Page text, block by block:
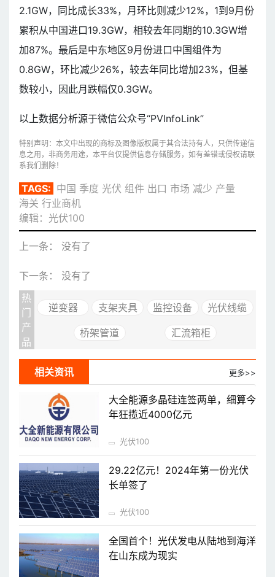
2.1GW，同比成长33%，月环比则减少12%，1到9月份
累积从中国进口19.3GW，相较去年同期的10.3GW增
加87%。最后是中东地区9月份进口中国组件为
0.8GW，环比减少26%，较去年同比增加23%，但基
数较小，因此月跌幅仅0.3GW。
以上数据分析源于微信公众号“PVInfoLink”
特别声明：本文中出现的商标及图像版权属于其合法持有人，只供传递信
息之用，非商务用途，本平台仅提供信息存储服务，如有差错或侵权请联
系我们删除！
TAGS: 中国 季度 光伏 组件 出口 市场 减少 产量
海关 行业商机
编辑：光伏100
上一条： 没有了
下一条： 没有了
热
门
产
品
逆变器 支架夹具 监控设备 光伏线缆
桥架管道 汇流箱柜
相关资讯 更多>>
大全能源多晶硅连签两单，细算今
年狂揽近4000亿元
光伏100
29.22亿元！2024年第一份光伏
长单签了
光伏100
全国首个！光伏发电从陆地到海洋
在山东成为现实